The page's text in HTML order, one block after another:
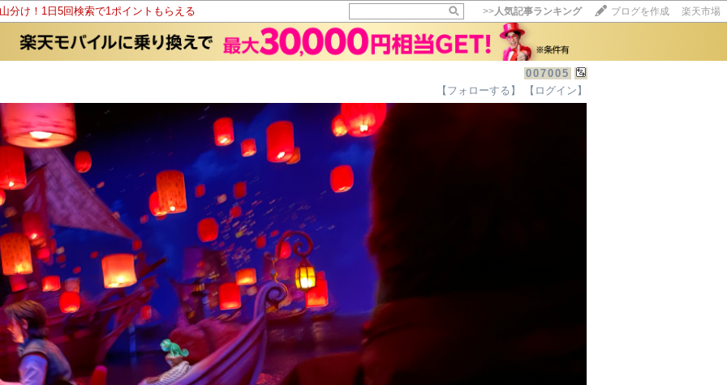
分け！1日5回検索で1ポイントもらえる >>人気記事ランキング ブログを作成 楽天市場
007005
【フォローする】
【ログイン】